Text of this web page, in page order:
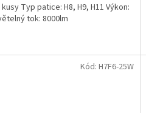
Typ patice: H8, H9, H11 Výkon:
tok: 8000lm
Kód: H7F6-25W